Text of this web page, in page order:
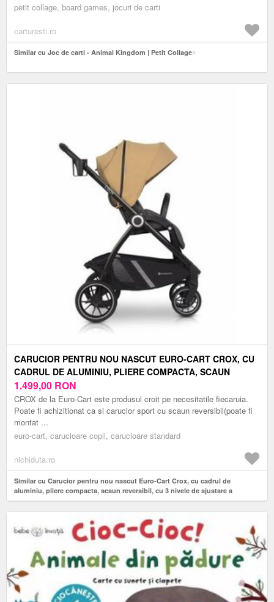
petit collage, board games, jocuri de carti
carturesti.ro
Similar cu Joc de carti - Animal Kingdom | Petit Collage
CARUCIOR PENTRU NOU NASCUT EURO-CART CROX, CU
CADRUL DE ALUMINIU, PLIERE COMPACTA, SCAUN
REVERSIBIL, CU 3 NIVELE DE AJUSTARE A SPATARULUI,
CAPOTINA SI HUSA DE PICIORUSE, ROTI CU SUSPENSII,
PANA LA 22 KG, CAMEL
1.499,00 RON
CROX de la Euro-Cart este produsul croit pe necesitatile fiecaruia.
Poate fi achizitionat ca si carucior sport cu scaun reversibil(poate fi
montat ...
euro-cart, carucioare copii, carucioare standard
nichiduta.ro
Similar cu Carucior pentru nou nascut Euro-Cart Crox, cu cadrul de
aluminiu, pliere compacta, scaun reversibil, cu 3 nivele de ajustare a
spatarului, capotina si husa de picioruse, roti cu suspensii, pana la 22 kg,